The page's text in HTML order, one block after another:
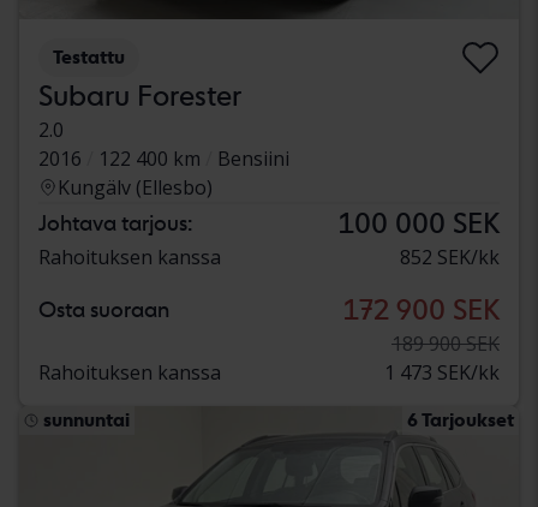
Testattu
Subaru Forester
2.0
2016
122 400 km
Bensiini
Kungälv (Ellesbo)
Johtava tarjous: 100 000 SEK
Rahoituksen kanssa 852 SEK/kk
Osta suoraan 172 900 SEK
189 900 SEK
Rahoituksen kanssa
1 473 SEK/kk
sunnuntai 6 Tarjoukset